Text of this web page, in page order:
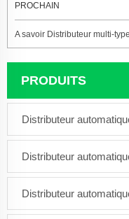
PROCHAIN
A savoir Distributeur multi-
PRODUITS
Distributeur
Distributeur
Distributeur